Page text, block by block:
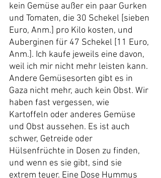
kein Gemüse außer ein paar Gurken
und Tomaten, die 30 Schekel [sieben
Euro, Anm.] pro Kilo kosten, und
Auberginen für 47 Schekel [11 Euro,
Anm.]. Ich kaufe jeweils eine davon,
weil ich mir nicht mehr leisten kann.
Andere Gemüsesorten gibt es in
Gaza nicht mehr, auch kein Obst. Wir
haben fast vergessen, wie
Kartoffeln oder anderes Gemüse
und Obst aussehen. Es ist auch
schwer, Getreide oder
Hülsenfrüchte in Dosen zu finden,
und wenn es sie gibt, sind sie
extrem teuer. Eine Dose Hummus